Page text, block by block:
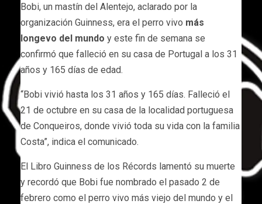
Bobi, un mastín del Alentejo, aclarado por la
organización Guinness, era el perro vivo más
longevo del mundo y este fin de semana se
confirmó que falleció en su casa de Portugal a los 31
años y 165 días de edad.
“Bobi vivió hasta los 31 años y 165 días. Falleció el
21 de octubre en su casa de la localidad portuguesa
de Conqueiros, donde vivió toda su vida con la familia
Costa”, indica el comunicado.
El Libro Guinness de los Récords lamentó su muerte
y recordó que Bobi fue nombrado el pasado 2 de
febrero como el perro vivo más viejo del mundo y el